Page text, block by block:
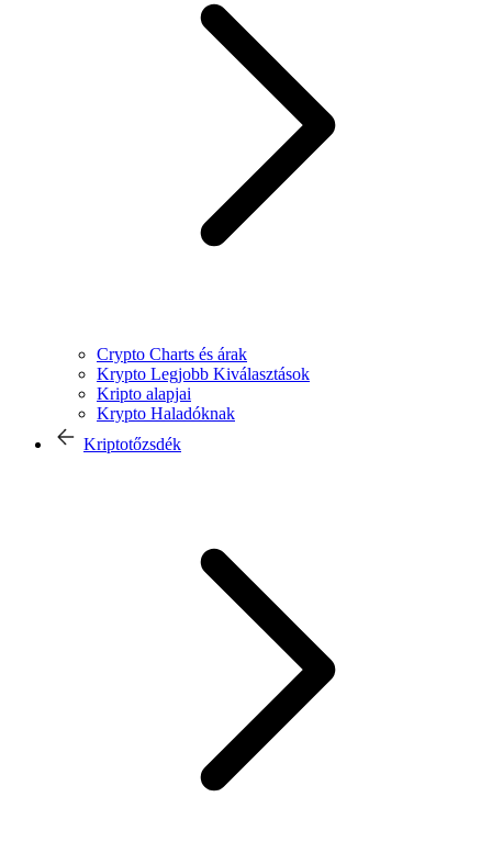
Crypto Charts és árak
Krypto Legjobb Kiválasztások
Kripto alapjai
Krypto Haladóknak
Kriptotőzsdék